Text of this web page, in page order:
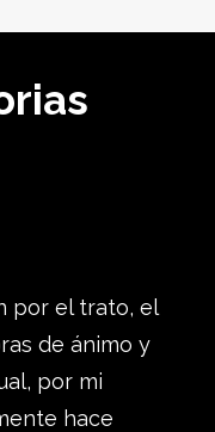
por el trato, el
de ánimo y
por mi
hace